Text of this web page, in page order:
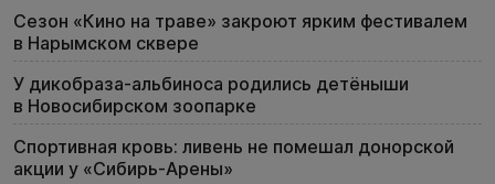
Сезон «Кино на траве» закроют ярким фестивалем
в Нарымском сквере
У дикобраза-альбиноса родились детёныши
в Новосибирском зоопарке
Спортивная кровь: ливень не помешал донорской
акции у «Сибирь-Арены»